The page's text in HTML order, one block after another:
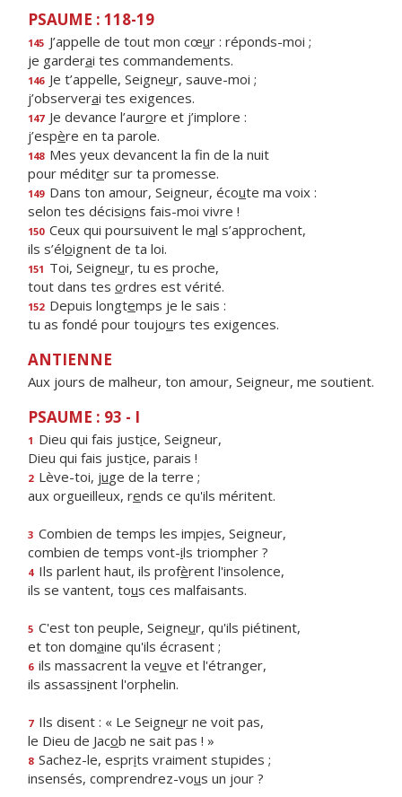
PSAUME : 118-19
145 J’appelle de tout mon cœur : réponds-moi ;
je garderai tes commandements.
146 Je t’appelle, Seigneur, sauve-moi ;
j’observerai tes exigences.
147 Je devance l’aurore et j’implore :
j’espère en ta parole.
148 Mes yeux devancent la fn de la nuit
pour méditer sur ta promesse.
149 Dans ton amour, Seigneur, écoute ma voix :
selon tes décisions fais-moi vivre !
150 Ceux qui poursuivent le mal s’approchent,
ils s’éloignent de ta loi.
151 Toi, Seigneur, tu es proche,
tout dans tes ordres est vérité.
152 Depuis longtemps je le sais :
tu as fondé pour toujours tes exigences.
ANTIENNE
Aux jours de malheur, ton amour, Seigneur, me soutient.
PSAUME : 93 - I
1 Dieu qui fais justice, Seigneur,
Dieu qui fais justice, parais !
2 Lève-toi, juge de la terre ;
aux orgueilleux, rends ce qu'ils méritent.
3 Combien de temps les impies, Seigneur,
combien de temps vont-ils triompher ?
4 Ils parlent haut, ils profèrent l'insolence,
ils se vantent, tous ces malfaisants.
5 C'est ton peuple, Seigneur, qu'ils piétinent,
et ton domaine qu'ils écrasent ;
6 ils massacrent la veuve et l'étranger,
ils assassinent l'orphelin.
7 Ils disent : « Le Seigneur ne voit pas,
le Dieu de Jacob ne sait pas ! »
8 Sachez-le, esprits vraiment stupides ;
insensés, comprendrez-vous un jour ?